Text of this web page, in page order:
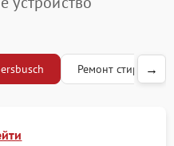
Ремонт →